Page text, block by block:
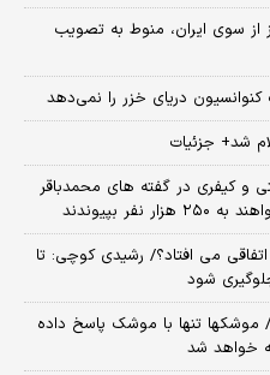
از سوی ایران، منوط به تصویب
دریای خزر را نمی‌دهد
شد+ جزئیات
جدی امنیتی و کیفری در گفته های محمدباقر
بپیوندند
می افتاد؟/ رشیدی کوچی: تا
شود
موشکها تنها با موشک پاسخ داده
خواهد شد